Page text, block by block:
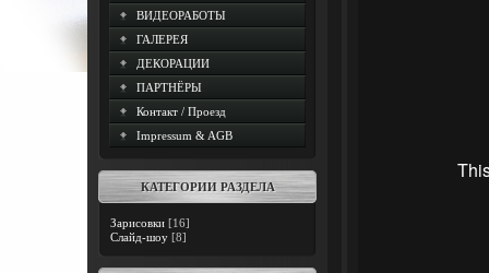
ВИДЕОРАБОТЫ
ГАЛЕРЕЯ
ДЕКОРАЦИИ
ПАРТНЁРЫ
Контакт / Проезд
Impressum & AGB
КАТЕГОРИИ РАЗДЕЛА
Зарисовки [16]
Слайд-шоу [8]